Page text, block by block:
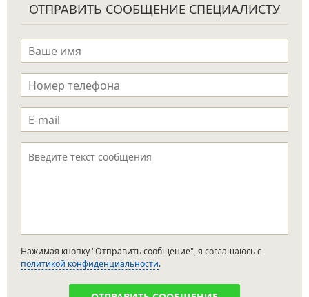
ОТПРАВИТЬ СООБЩЕНИЕ СПЕЦИАЛИСТУ
Имя*
Телефон *
e-mail*
Нажимая кнопку "Отправить сообщение", я соглашаюсь с
политикой конфиденциальности.